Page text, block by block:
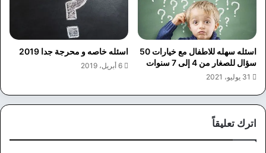
اسئله سهله للاطفال مع خيارات 50
سؤال للصغار من 4 إلى 7 سنوات
31 يوليو، 2021
اسئله خاصه و محرجة جدا 2019
6 أبريل، 2019
اترك تعليقاً